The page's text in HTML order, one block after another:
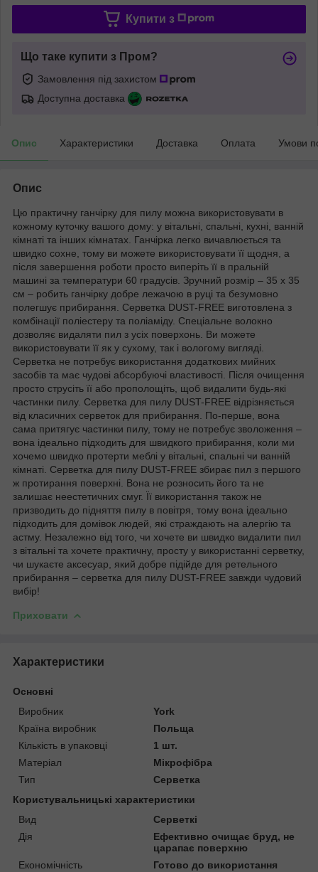
Купити з
Що таке купити з Пром?
Замовлення під захистом
Доступна доставка
Опис Характеристики Доставка Оплата Умови
Опис
Цю практичну ганчірку для пилу можна використовувати в
кожному куточку вашого дому: у вітальні, спальні, кухні, ванній
кімнаті та інших кімнатах. Ганчірка легко вичавлюється та
швидко сохне, тому ви можете використовувати її щодня, а
після завершення роботи просто виперіть її в пральній
машині за температури 60 градусів. Зручний розмір – 35 x 35
см – робить ганчірку добре лежачою в руці та безумовно
полегшує прибирання. Серветка DUST-FREE виготовлена з
комбінації поліестеру та поліаміду. Спеціальне волокно
дозволяє видаляти пил з усіх поверхонь. Ви можете
використовувати її як у сухому, так і вологому вигляді.
Серветка не потребує використання додаткових мийних
засобів та має чудові абсорбуючі властивості. Після очищення
просто струсіть її або прополощіть, щоб видалити будь-які
частинки пилу. Серветка для пилу DUST-FREE відрізняється
від класичних серветок для прибирання. По-перше, вона
сама притягує частинки пилу, тому не потребує зволоження –
вона ідеально підходить для швидкого прибирання, коли ми
хочемо швидко протерти меблі у вітальні, спальні чи ванній
кімнаті. Серветка для пилу DUST-FREE збирає пил з першого
ж протирання поверхні. Вона не розносить його та не
залишає неестетичних смуг. Її використання також не
призводить до підняття пилу в повітря, тому вона ідеально
підходить для домівок людей, які страждають на алергію та
астму. Незалежно від того, чи хочете ви швидко видалити пил
з вітальні та хочете практичну, просту у використанні серветку,
чи шукаєте аксесуар, який добре підійде для ретельного
прибирання – серветка для пилу DUST-FREE завжди чудовий
вибір!
Приховати
Характеристики
Основні
Виробник
York
Країна виробник
Польща
Кількість в упаковці
1 шт.
Матеріал
Мікрофібра
Тип
Серветка
Користувальницькі характеристики
Вид
Серветкі
Дія
Ефективно очищає бруд, не
царапає поверхню
Економічність
Готово до використання